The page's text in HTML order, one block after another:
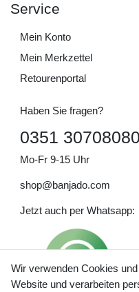
Service
Mein Konto
Mein Merkzettel
Retourenportal
Haben Sie fragen?
0351 30708080
Mo-Fr 9-15 Uhr
shop@banjado.com
Jetzt auch per Whatsapp:
Wir verwenden Cookies
Website und verarbeiten